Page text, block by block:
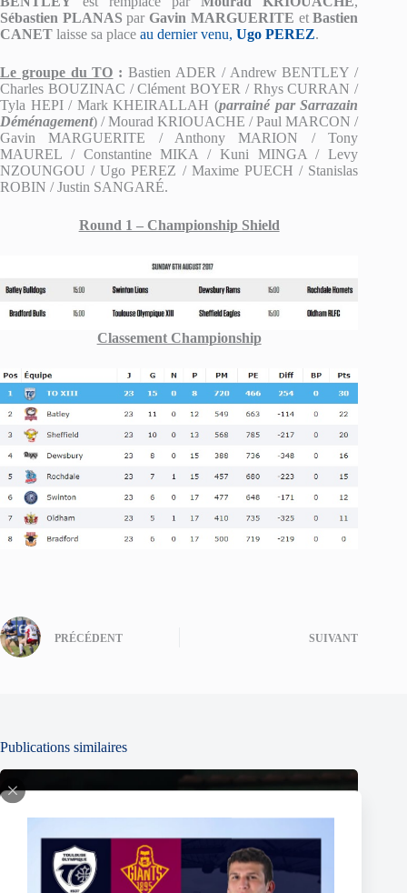
Sébastien PLANAS parGavin MARGUERITE etBastien
CANET laisse sa place au dernier venu, Ugo PEREZ.
Le groupe du TO : Bastien ADER / Andrew BENTLEY /
Charles BOUZINAC / Clément BOYER / Rhys CURRAN /
Tyla HEPI / Mark KHEIRALLAH (parrainé par Sarrazain
Déménagement) / Mourad KRIOUACHE / Paul MARCON /
Gavin MARGUERITE / Anthony MARION / Tony
MAUREL / Constantine MIKA / Kuni MINGA / Levy
NZOUNGOU / Ugo PEREZ / Maxime PUECH / Stanislas
ROBIN / Justin SANGARÉ.
Round 1 – Championship Shield
Classement Championship
PRÉCÉDENT SUIVANT
Publications similaires